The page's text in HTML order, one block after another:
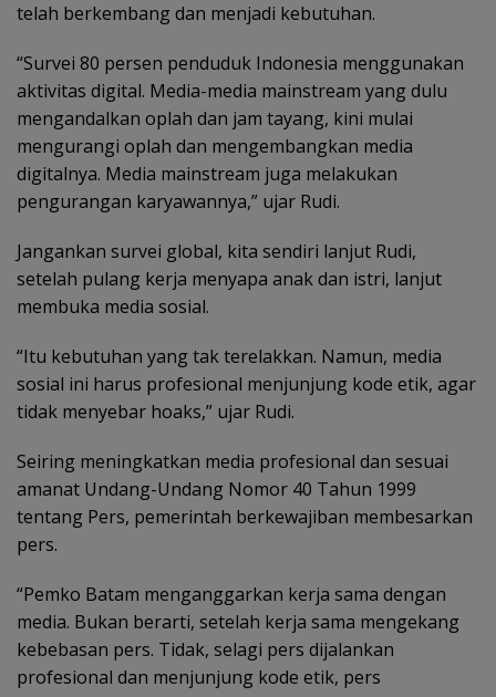
telah berkembang dan menjadi kebutuhan.
“Survei 80 persen penduduk Indonesia menggunakan
aktivitas digital. Media-media mainstream yang dulu
mengandalkan oplah dan jam tayang, kini mulai
mengurangi oplah dan mengembangkan media
digitalnya. Media mainstream juga melakukan
pengurangan karyawannya,” ujar Rudi.
Jangankan survei global, kita sendiri lanjut Rudi,
setelah pulang kerja menyapa anak dan istri, lanjut
membuka media sosial.
“Itu kebutuhan yang tak terelakkan. Namun, media
sosial ini harus profesional menjunjung kode etik, agar
tidak menyebar hoaks,” ujar Rudi.
Seiring meningkatkan media profesional dan sesuai
amanat Undang-Undang Nomor 40 Tahun 1999
tentang Pers, pemerintah berkewajiban membesarkan
pers.
“Pemko Batam menganggarkan kerja sama dengan
media. Bukan berarti, setelah kerja sama mengekang
kebebasan pers. Tidak, selagi pers dijalankan
profesional dan menjunjung kode etik, pers